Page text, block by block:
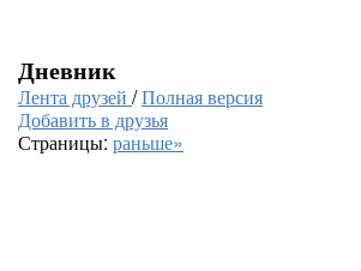
Дневник
Лента друзей /Полная версия
Добавить в друзья
Страницы: раньше»